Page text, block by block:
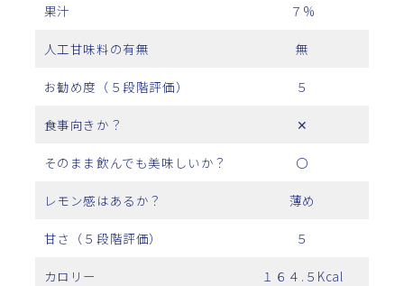
果汁 ７%
人工甘味料の有無 無
お勧め度（５段階評価） ５
食事向きか？ ✕
そのまま飲んでも美味しいか？ 〇
レモン感はあるか？ 薄め
甘さ（５段階評価） ５
カロリー １６４.５Kcal